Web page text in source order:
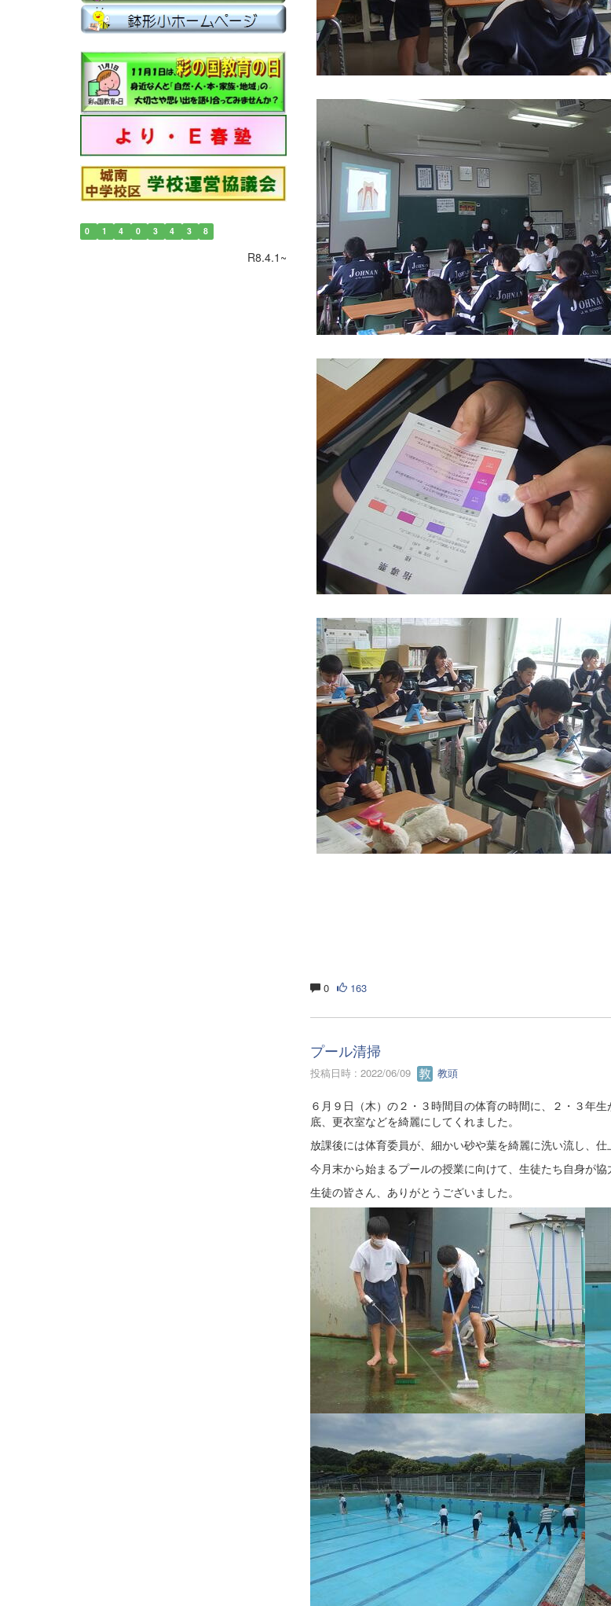
0 163
プール清掃
投稿日時 : 2022/06/09 教頭
６月９日（木）の２・３時間目の体育の時間に、２・３年
底、更衣室などを綺麗にしてくれました。
放課後には体育委員が、細かい砂や葉を綺麗に洗い流し、仕
今月末から始まるプールの授業に向けて、生徒たち自身が
生徒の皆さん、ありがとうございました。
0 1 4 0 3 4 3 8
R8.4.1~